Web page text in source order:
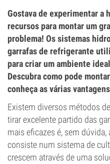
Gostava de experimentar a
recursos para montar um
problema! Os sistemas
garrafas de refrigerante
para criar um ambiente
Descubra como pode
conheça as várias
Existem diversos métodos
tirar excelente partido das
mais eficazes é, sem dúvida,
consiste num sistema de
crescem através de uma